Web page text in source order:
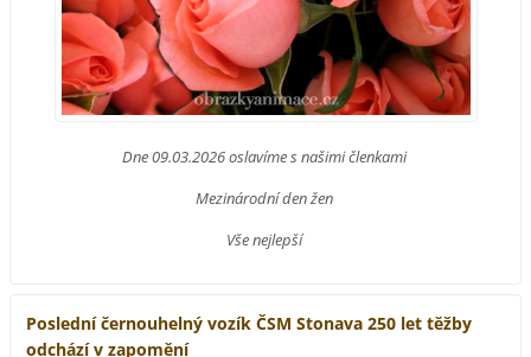
Dne 09.03.2026 oslavíme s našimi členkami
Mezinárodní den žen
Vše nejlepší
Poslední černouhelný vozík ČSM Stonava 250 let těžby
odchází v zapomění